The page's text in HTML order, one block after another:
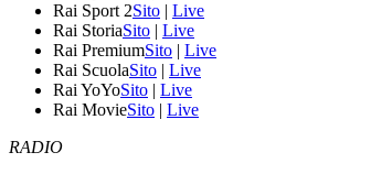
Rai Sport 2Sito | Live
Rai StoriaSito | Live
Rai PremiumSito | Live
Rai ScuolaSito | Live
Rai YoYoSito | Live
Rai MovieSito | Live
RADIO